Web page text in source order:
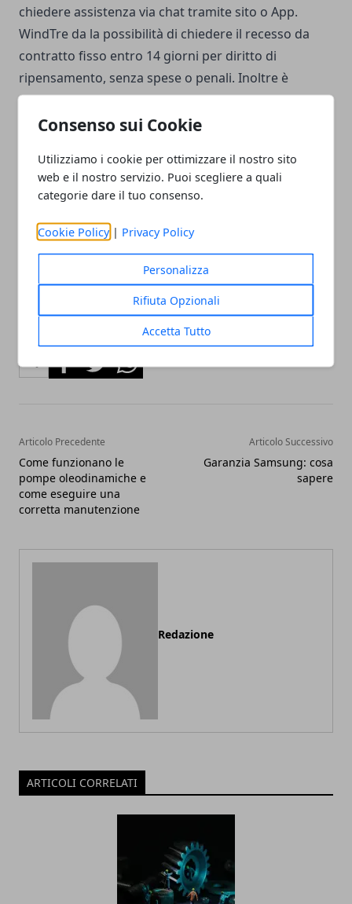
Consenso sui Cookie
Utilizziamo i cookie per ottimizzare il nostro sito
web e il nostro servizio. Puoi scegliere a quali
categorie dare il tuo consenso.
Cookie Policy | Privacy Policy
Personalizza
Rifiuta Opzionali
Accetta Tutto
chiedere assistenza via chat tramite sito o App.
WindTre da la possibilità di chiedere il recesso da
contratto fisso entro 14 giorni per diritto di
ripensamento, senza spese o penali. Inoltre è
possibile disdire il contratto anche successivamente,
anche se in questo caso ci potrebbero essere delle
fissa WindTre (ex Infostrada) sonoscaricabili da
questa pagina
. In questi casi risulta utile anche
informativi disponibilinella sezione trasparenza
tariffariadel sito ufficiale.
Articolo Precedente
Come funzionano le
pompe oleodinamiche e
come eseguire una
corretta manutenzione
Articolo Successivo
Garanzia Samsung: cosa
sapere
Redazione
ARTICOLI CORRELATI